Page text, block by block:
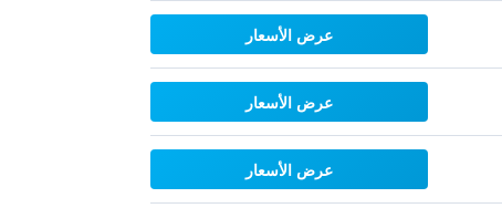
عرض الأسعار
عرض الأسعار
عرض الأسعار